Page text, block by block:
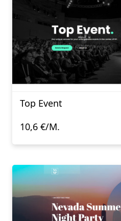
Top Event
10,6 €/M.